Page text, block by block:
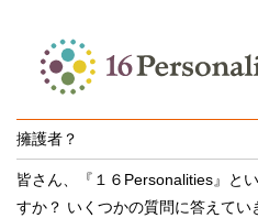
擁護者？
皆さん、『１６Personalities』と
すか？ いくつかの質問に答えて